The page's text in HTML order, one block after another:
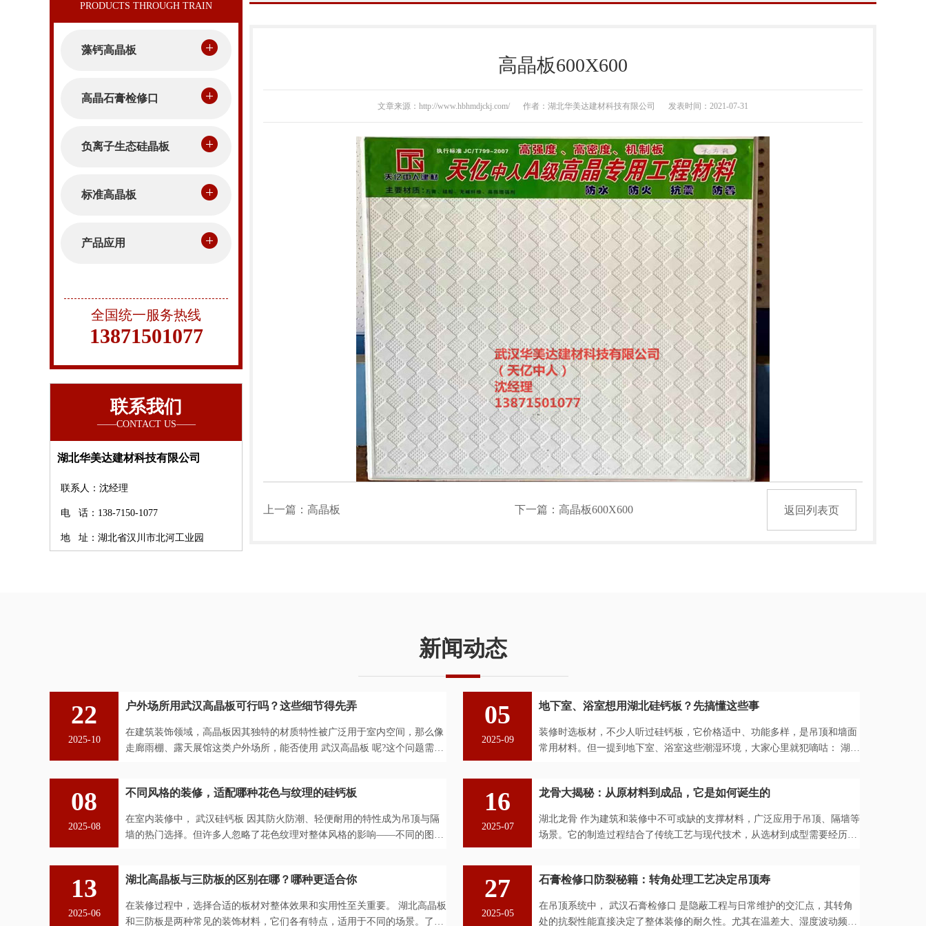
藻钙高晶板
高晶石膏检修口
负离子生态硅晶板
标准高晶板
产品应用
全国统一服务热线
13871501077
联系我们
湖北华美达建材科技有限公司
联系人：沈经理
电 话：138-7150-1077
地 址：湖北省汉川市北河工业园
高晶板600X600
文章来源：http://www.hbhmdjckj.com/ 作者：湖北华美达建材科技有限公司 发表时间：2021-07-31
上一篇： 高晶板 下一篇：高晶板600X600 返回列表页
新闻动态
22
2025-10
户外场所用武汉高晶板可行吗？这些细节得先弄
在建筑装饰领域，高晶板因其独特的材质特性被广泛用于室内空间，那么像
走廊雨棚、露天展馆这类户外场所，能否使用 武汉高晶板 呢?这个问题需要
05
2025-09
地下室、浴室想用湖北硅钙板？先搞懂这些事
装修时选板材，不少人听过硅钙板，它价格适中、功能多样，是吊顶和墙面
常用材料。但一提到地下室、浴室这些潮湿环境，大家心里就犯嘀咕： 湖北
08
2025-08
不同风格的装修，适配哪种花色与纹理的硅钙板
在室内装修中， 武汉硅钙板 因其防火防潮、轻便耐用的特性成为吊顶与隔
墙的热门选择。但许多人忽略了花色纹理对整体风格的影响——不同的图案
16
2025-07
龙骨大揭秘：从原材料到成品，它是如何诞生的
湖北龙骨 作为建筑和装修中不可或缺的支撑材料，广泛应用于吊顶、隔墙等
场景。它的制造过程结合了传统工艺与现代技术，从选材到成型需要经历多
13
2025-06
湖北高晶板与三防板的区别在哪？哪种更适合你
在装修过程中，选择合适的板材对整体效果和实用性至关重要。 湖北高晶板
和三防板是两种常见的装饰材料，它们各有特点，适用于不同的场景。了解
27
2025-05
石膏检修口防裂秘籍：转角处理工艺决定吊顶寿
在吊顶系统中， 武汉石膏检修口 是隐蔽工程与日常维护的交汇点，其转角
处的抗裂性能直接决定了整体装修的耐久性。尤其在温差大、湿度波动频繁